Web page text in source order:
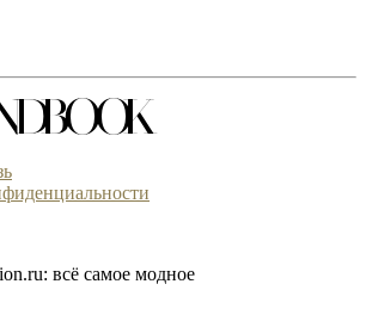
всё самое модное